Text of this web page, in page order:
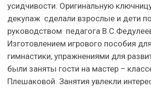
усидчивости. Оригинальную
декупаж сделали взрослые и дети
руководством педагога
Изготовлением игрового пособия
гимнастики, упражнениями для
были заняты гости на мастер –
Плешаковой. Занятия увлекли